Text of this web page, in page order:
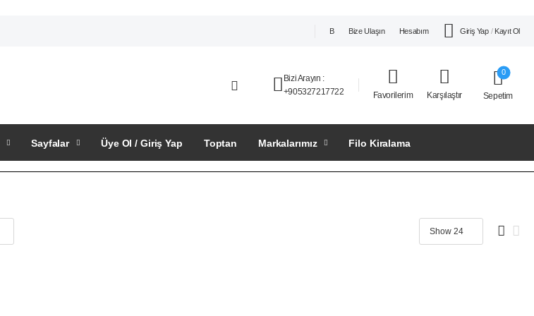
B Bize Ulaşın Hesabım Giriş Yap / Kayıt Ol
Bizi Arayın :
+905327217722
Favorilerim Karşılaştır Sepetim
0
Sayfalar Üye Ol / Giriş Yap Toptan Markalarımız Filo Kiralama